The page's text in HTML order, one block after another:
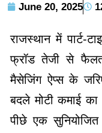
June 20, 2025
राजस्थान में पार्ट-
फ्रॉड तेजी से
मैसेजिंग ऐप्स के
बदले मोटी कमाई
पीछे एक